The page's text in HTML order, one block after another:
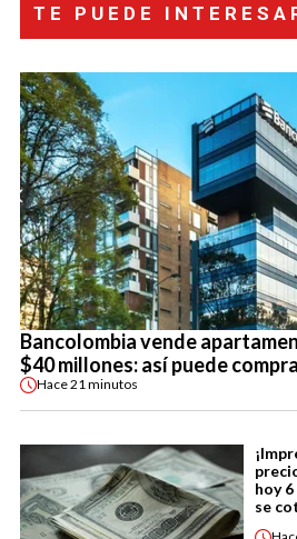
TE PUEDE
Bancolombia vende
$40 millones: así puede
Hace21 minutos
hoy
se